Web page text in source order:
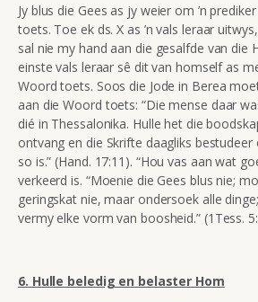
Jy blus die Gees as jy weier om ’n
toets. Toe ek ds. X as ’n vals leraar
sal nie my hand aan die gesalfde van die
einste vals leraar sê dit van homself as
Woord toets. Soos die Jode in Berea
aan die Woord toets: “Die mense daar
dié in Thessalonika. Hulle het die
ontvang en die Skrifte daagliks
so is.” (Hand. 17:11). “Hou vas aan wat
verkeerd is. “Moenie die Gees blus nie;
geringskat nie, maar ondersoek alle
vermy elke vorm van boosheid.” (1Tess.
6. Hulle beledig en belaster Hom